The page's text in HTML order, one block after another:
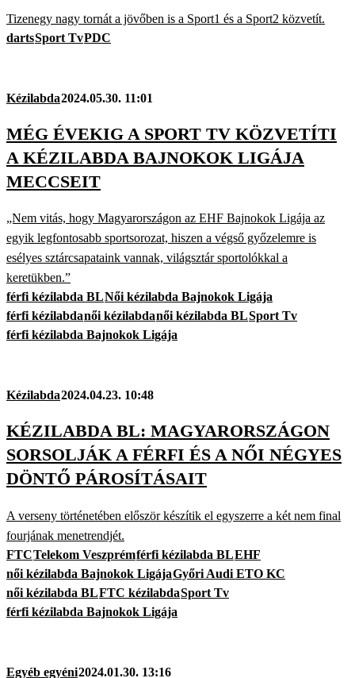
Tizenegy nagy tornát a jövőben is a Sport1 és a Sport2 közvetít.
dartsSport TvPDC
Kézilabda2024.05.30. 11:01
MÉG ÉVEKIG A SPORT TV KÖZVETÍTI
A KÉZILABDA BAJNOKOK LIGÁJA
MECCSEIT
„Nem vitás, hogy Magyarországon az EHF Bajnokok Ligája az
egyik legfontosabb sportsorozat, hiszen a végső győzelemre is
esélyes sztárcsapataink vannak, világsztár sportolókkal a
keretükben.”
férfi kézilabda BLNői kézilabda Bajnokok Ligája
férfi kézilabdanői kézilabdanői kézilabda BLSport Tv
férfi kézilabda Bajnokok Ligája
Kézilabda2024.04.23. 10:48
KÉZILABDA BL: MAGYARORSZÁGON
SORSOLJÁK A FÉRFI ÉS A NŐI NÉGYES
DÖNTŐ PÁROSÍTÁSAIT
A verseny történetében először készítik el egyszerre a két nem final
fourjának menetrendjét.
FTCTelekom Veszprémférfi kézilabda BLEHF
női kézilabda Bajnokok LigájaGyőri Audi ETO KC
női kézilabda BLFTC kézilabdaSport Tv
férfi kézilabda Bajnokok Ligája
Egyéb egyéni2024.01.30. 13:16